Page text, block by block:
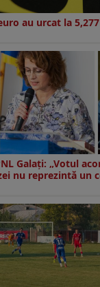
au urcat la
Galaţi: „Votul
nu reprezintă un